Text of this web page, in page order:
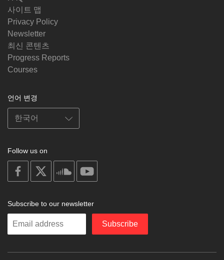
사이트 맵
Privacy Policy
Newsletter
최신 콘텐츠
Progress Reports
Courses
언어 변경
Follow us on
on
facebook
soundcloud
Subscribe to our newsletter
Enter
Subscribe